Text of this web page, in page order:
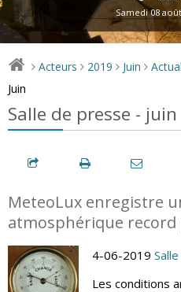
Samedi 08
> Acteurs > 2019 > Juin >
Juin
Salle de presse -
MeteoLux enregistre
atmosphérique
4-06-2019
Les conditions